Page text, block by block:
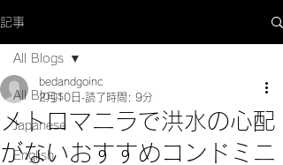
記事
All Blogs
Japanese
English
All Blogs
メトロマニラで洪水の心配
がないおすすめコンドミニ
bedandgoinc
2月10日 読了時間: 9分